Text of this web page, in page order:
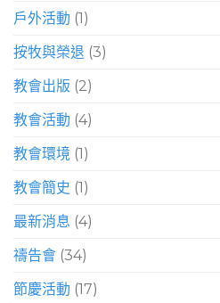
戶外活動 (1)
按牧與榮退 (3)
教會出版 (2)
教會活動 (4)
教會環境 (1)
教會簡史 (1)
最新消息 (4)
禱告會 (34)
節慶活動 (17)